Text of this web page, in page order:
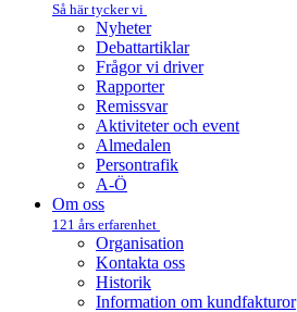
Så här tycker vi
Nyheter
Debattartiklar
Frågor vi driver
Rapporter
Remissvar
Aktiviteter och event
Almedalen
Persontrafik
A-Ö
Om oss
121 års erfarenhet
Organisation
Kontakta oss
Historik
Information om kundfakturor